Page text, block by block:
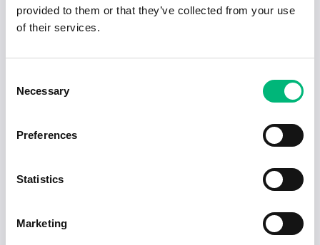
provided to them or that they’ve collected from your use
of their services.
Selection
Necessary
Preferences
Statistics
Marketing
2025-02-20